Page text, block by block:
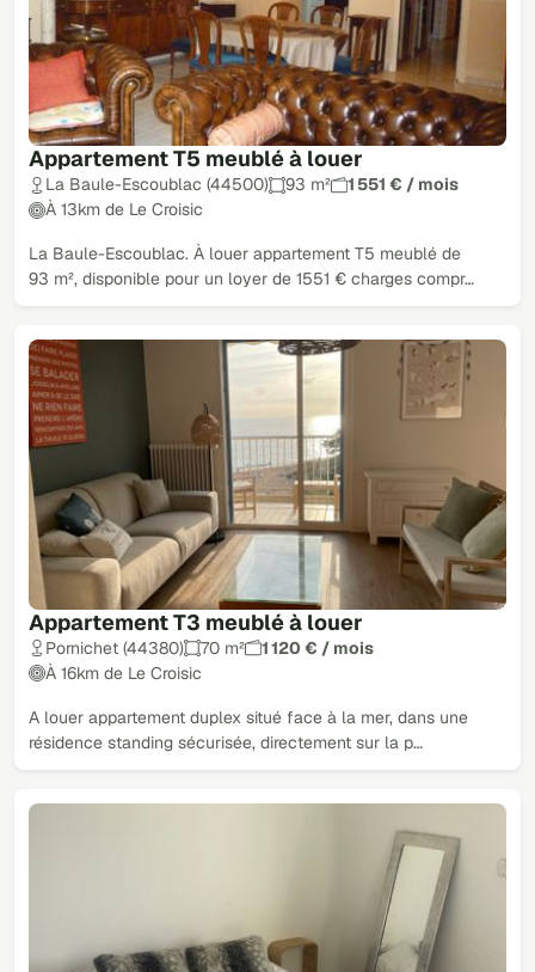
Appartement T5 meublé à louer
La Baule-Escoublac (44500) 93 m²
1 551 € / mois
À 13km de Le Croisic
La Baule-Escoublac. À louer appartement T5 meublé de
93 m², disponible pour un loyer de 1551 € charges compr…
Appartement T3 meublé à louer
Pornichet (44380) 70 m²
1 120 € / mois
À 16km de Le Croisic
A louer appartement duplex situé face à la mer, dans une
résidence standing sécurisée, directement sur la p…